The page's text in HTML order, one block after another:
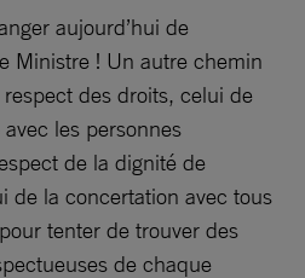
aujourd’hui de
Ministre ! Un autre chemin
des droits, celui de
les personnes
de la dignité de
de la concertation avec tous
tenter de trouver des
de chaque